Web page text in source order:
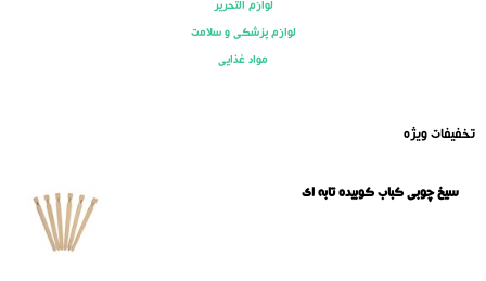
لوازم التحریر
لوازم پزشکی و سلامت
مواد غذایی
تخفیفات ویژه
سیخ چوبی کباب کوبیده تابه ای